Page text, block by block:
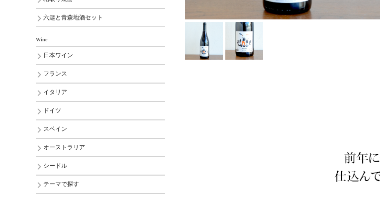
六趣と青森地酒セット
Wine
日本ワイン
フランス
イタリア
ドイツ
スペイン
オーストラリア
シードル
テーマで探す